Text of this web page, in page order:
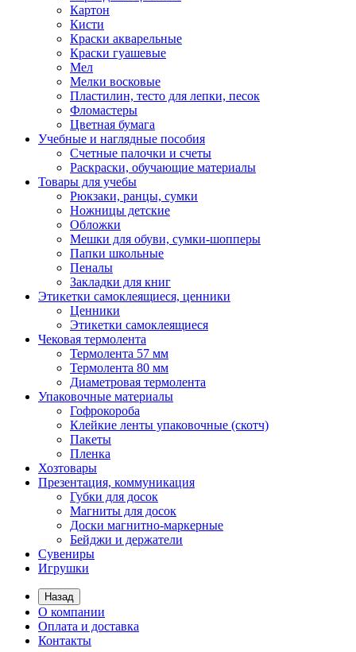
Картон
Кисти
Краски акварельные
Краски гуашевые
Мел
Мелки восковые
Пластилин, тесто для лепки, песок
Фломастеры
Цветная бумага
Учебные и наглядные пособия
Счетные палочки и счеты
Раскраски, обучающие материалы
Товары для учебы
Рюкзаки, ранцы, сумки
Ножницы детские
Обложки
Мешки для обуви, сумки-шопперы
Папки школьные
Пеналы
Закладки для книг
Этикетки самоклеящиеся, ценники
Ценники
Этикетки самоклеящиеся
Чековая термолента
Термолента 57 мм
Термолента 80 мм
Диаметровая термолента
Упаковочные материалы
Гофрокороба
Клейкие ленты упаковочные (скотч)
Пакеты
Пленка
Хозтовары
Презентация, коммуникация
Губки для досок
Магниты для досок
Доски магнитно-маркерные
Бейджи и держатели
Сувениры
Игрушки
Назад
О компании
Оплата и доставка
Контакты